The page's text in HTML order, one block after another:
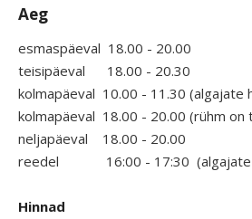
Aeg
esmaspäeval 18.00 - 20.00
teisipäeval 18.00 - 20.30
kolmapäeval 10.00 - 11.30
kolmapäeval 18.00 - 20.00 (rühm on
neljapäeval 18.00 - 20.00
reedel 16:00 - 17:30 (algajate
Hinnad